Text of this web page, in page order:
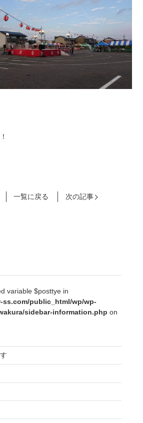
一覧に戻る 次の記事
variable $posttye in
ss.com/public_html/wp/wp-
sidebar-information.php on